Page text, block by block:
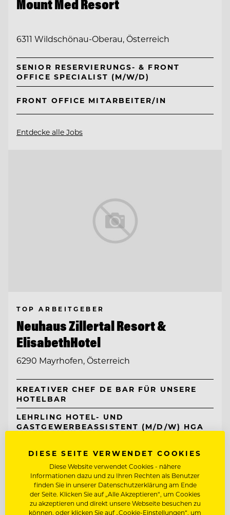
Mount Med Resort
6311 Wildschönau-Oberau, Österreich
SENIOR RESERVIERUNGS- & FRONT
OFFICE SPECIALIST (M/W/D)
FRONT OFFICE MITARBEITER/IN
Entdecke alle Jobs
TOP ARBEITGEBER
Neuhaus Zillertal Resort &
ElisabethHotel
6290 Mayrhofen, Österreich
KREATIVER CHEF DE BAR FÜR UNSERE
HOTELBAR
LEHRLING HOTEL- UND
GASTGEWERBEASSISTENT (M/D/W) HGA
Entdecke alle Jobs
DIESE SEITE VERWENDET COOKIES
Diese Website verwendet Cookies - nähere
Informationen dazu und zu Ihren Rechten als Benutzer
finden Sie in unserer Datenschutzerklärung am Ende
der Seite. Klicken Sie auf „Alle Akzeptieren“, um Cookies
zu akzeptieren und direkt unsere Webseite besuchen zu
können, oder klicken Sie auf „Cookie-Einstellungen“, um